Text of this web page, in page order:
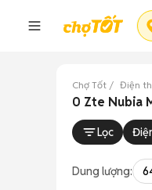
Chợ Tốt Điện
0 Zte Nubia
Lọc
Dung lượng: